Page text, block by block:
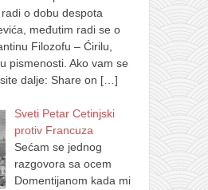
o dobu despota
međutim radi se o
Filozofu – Ćirilu,
pismenosti. Ako vam se
dalje: Share on […]
Sveti Petar Cetinjski
protiv Francuza
Sećam se jednog
razgovora sa ocem
Domentijanom kada mi